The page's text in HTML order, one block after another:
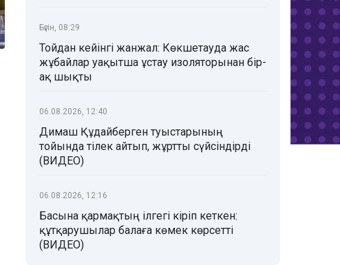
Бүгін, 08:29
Тойдан кейінгі жанжал: Көкшетауда жас
жұбайлар уақытша ұстау изоляторынан бір-
ақ шықты
06.08.2026, 12:40
Димаш Құдайберген туыстарының
тойында тілек айтып, жұртты сүйсіндірді
(ВИДЕО)
06.08.2026, 12:16
Басына қармақтың ілгегі кіріп кеткен:
құтқарушылар балаға көмек көрсетті
(ВИДЕО)